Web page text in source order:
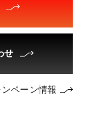
せ
ンペーン情報